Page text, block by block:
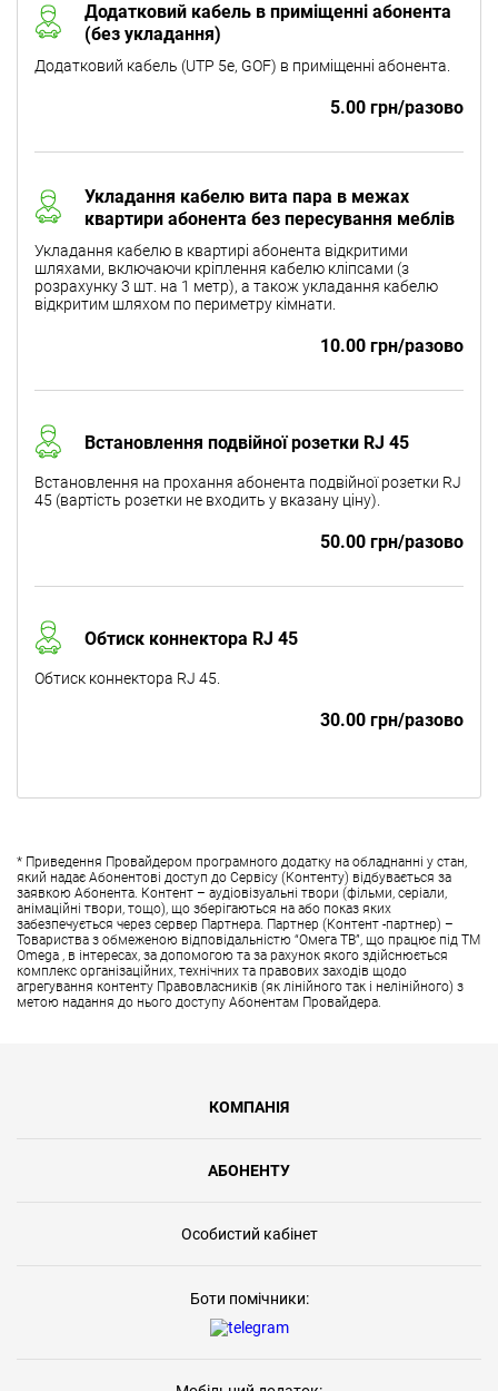
Додатковий кабель в приміщенні абонента
(без укладання)
Додатковий кабель (UTP 5e, GOF) в приміщенні абонента.
5.00 грн/разово
Укладання кабелю вита пара в межах
квартири абонента без пересування меблів
Укладання кабелю в квартирі абонента відкритими
шляхами, включаючи кріплення кабелю кліпсами (з
розрахунку 3 шт. на 1 метр), а також укладання кабелю
відкритим шляхом по периметру кімнати.
10.00 грн/разово
Встановлення подвійної розетки RJ 45
Встановлення на прохання абонента подвійної розетки RJ
45 (вартість розетки не входить у вказану ціну).
50.00 грн/разово
Обтиск коннектора RJ 45
Обтиск коннектора RJ 45.
30.00 грн/разово
* Приведення Провайдером програмного додатку на обладнанні у стан,
який надає Абонентові доступ до Сервісу (Контенту) відбувається за
заявкою Абонента. Контент – аудіовізуальні твори (фільми, серіали,
анімаційні твори, тощо), що зберігаються на або показ яких
забезпечується через сервер Партнера. Партнер (Контент -партнер) –
Товариства з обмеженою відповідальністю “Омега ТВ”, що працює під ТМ
Omega , в інтересах, за допомогою та за рахунок якого здійснюється
комплекс організаційних, технічних та правових заходів щодо
агрегування контенту Правовласників (як лінійного так і нелінійного) з
метою надання до нього доступу Абонентам Провайдера.
КОМПАНІЯ
АБОНЕНТУ
Особистий кабінет
Боти помічники: